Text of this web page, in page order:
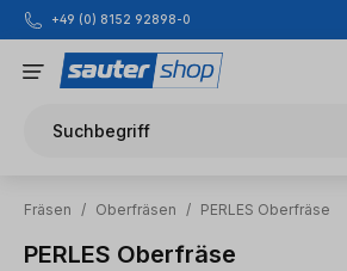
Zum Hauptinhalt springen
+49 (0) 8152 92898-0
Suchbegriff
Fräsen / Oberfräsen / PERLES Oberfräse
PERLES Oberfräse